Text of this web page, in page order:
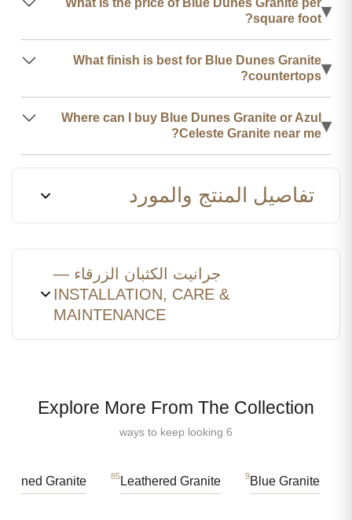
▾
What is the price of Blue Dunes Granite per
square foot?
▾
What finish is best for Blue Dunes Granite
countertops?
▾
Where can I buy Blue Dunes Granite or Azul
Celeste Granite near me?
تفاصيل المنتج والمورد
جرانيت الكثبان الزرقاء —
INSTALLATION, CARE &
MAINTENANCE
Explore More From The Collection
6 ways to keep looking
Blue Granite
9
Leathered Granite
85
Veined Granite